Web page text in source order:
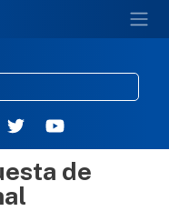
contenido principal
de